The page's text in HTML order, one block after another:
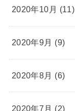
2020年10月 (11)
2020年9月 (9)
2020年8月 (6)
2020年7月 (2)